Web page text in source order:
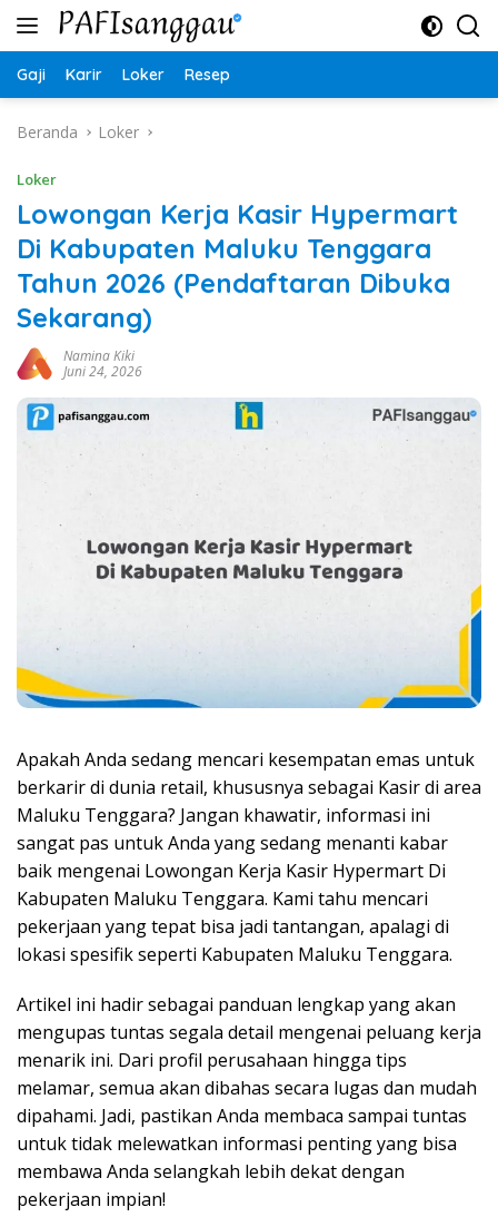
Langsung
Gaji Karir Loker Resep
Beranda Loker
Loker
Lowongan Kerja Kasir Hypermart
Di Kabupaten Maluku Tenggara
Tahun 2026 (Pendaftaran Dibuka
Sekarang)
Namina Kiki
Juni 24, 2026
Apakah Anda sedang mencari kesempatan emas untuk
berkarir di dunia retail, khususnya sebagai Kasir di area
Maluku Tenggara? Jangan khawatir, informasi ini
sangat pas untuk Anda yang sedang menanti kabar
baik mengenai Lowongan Kerja Kasir Hypermart Di
Kabupaten Maluku Tenggara. Kami tahu mencari
pekerjaan yang tepat bisa jadi tantangan, apalagi di
lokasi spesifik seperti Kabupaten Maluku Tenggara.
Artikel ini hadir sebagai panduan lengkap yang akan
mengupas tuntas segala detail mengenai peluang kerja
menarik ini. Dari profil perusahaan hingga tips
melamar, semua akan dibahas secara lugas dan mudah
dipahami. Jadi, pastikan Anda membaca sampai tuntas
untuk tidak melewatkan informasi penting yang bisa
membawa Anda selangkah lebih dekat dengan
pekerjaan impian!